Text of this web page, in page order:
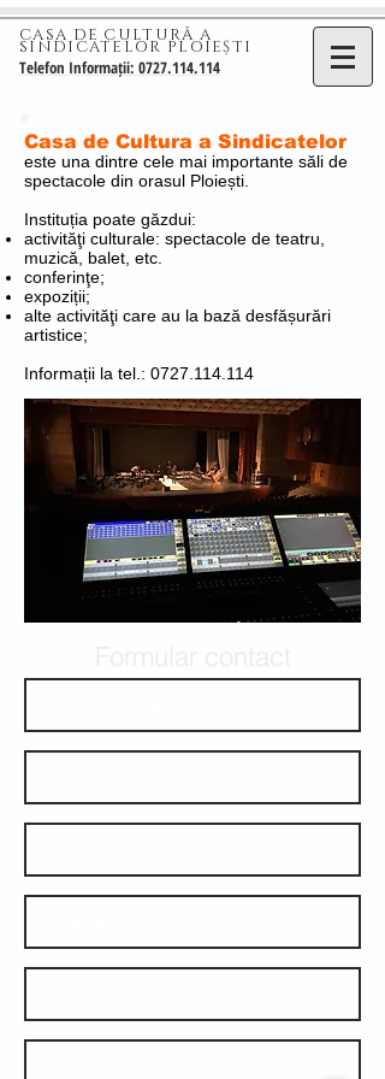
CASA DE CULTURĂ A
SINDICATELOR PLOIEȘTI
Telefon Informații: 0727.114.114
Casa de Cultura a Sindicatelor
este una dintre cele mai importante săli de
spectacole din orasul Ploiești.
Instituția poate găzdui:
activităţi culturale: spectacole de teatru,
muzică, balet, etc.
conferinţe;
expoziții;
alte activităţi care au la bază desfășurări
artistice;
Informații la tel.: 0727.114.114